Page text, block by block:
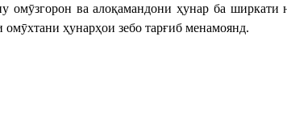
омӯзгорон ва алоқамандони ҳунар ба
ҳунарҳои зебо тарғиб менамоянд.